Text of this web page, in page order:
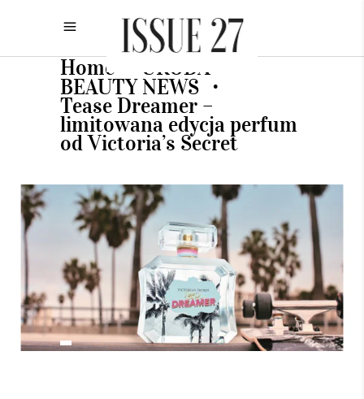
Home URODA
BEAUTY NEWS •
Tease Dreamer –
limitowana edycja perfum
od Victoria’s Secret